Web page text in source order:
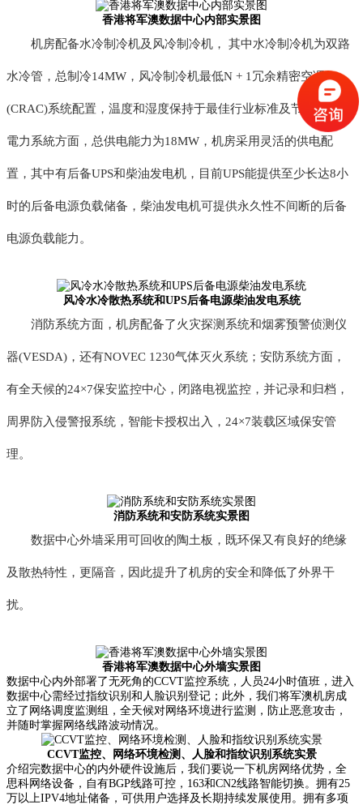
香港将军澳数据中心内部实景图
机房配备水冷制冷机及风冷制冷机， 其中水冷制冷机为双路
水冷管，总制冷14MW，风冷制冷机最低N + 1冗余精密空调
(CRAC)系统配置，温度和湿度保持于最佳行业标准及节能参数。
電力系統方面，总供电能力为18MW，机房采用灵活的供电配
置，其中有后备UPS和柴油发电机，目前UPS能提供至少长达8小
时的后备电源负载储备，柴油发电机可提供永久性不间断的后备
电源负载能力。
风冷水冷散热系统和UPS后备电源柴油发电系统
消防系统方面，机房配备了火灾探测系统和烟雾预警侦测仪
器(VESDA)，还有NOVEC 1230气体灭火系统；安防系统方面，
有全天候的24×7保安监控中心，闭路电视监控，并记录和归档，
周界防入侵警报系统，智能卡授权出入，24×7装载区域保安管
理。
消防系统和安防系统实景图
数据中心外墙采用可回收的陶土板，既环保又有良好的绝缘
及散热特性，更隔音，因此提升了机房的安全和降低了外界干
扰。
香港将军澳数据中心外墙实景图
数据中心内外部署了无死角的CCVT监控系统，人员24小时值班，进入
数据中心需经过指纹识别和人脸识别登记；此外，我们将军澳机房成
立了网络调度监测组，全天候对网络环境进行监测，防止恶意攻击，
并随时掌握网络线路波动情况。
CCVT监控、网络环境检测、人脸和指纹识别系统实景
介绍完数据中心的内外硬件设施后，我们要说一下机房网络优势，全
思科网络设备，自有BGP线路可控，163和CN2线路智能切换。拥有25
万以上IPV4地址储备，可供用户选择及长期持续发展使用。拥有多项